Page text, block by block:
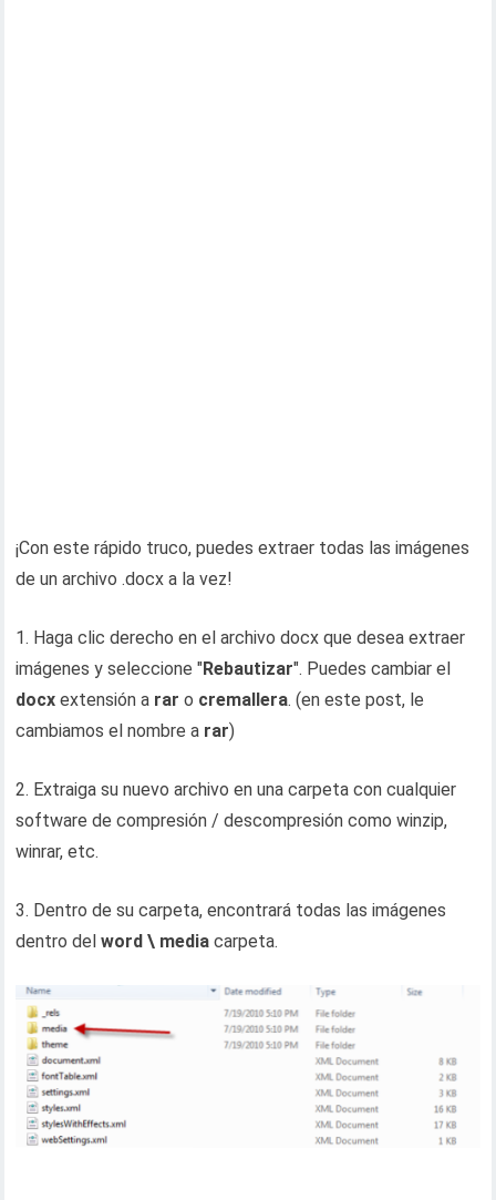
¡Con este rápido truco, puedes extraer todas las imágenes
de un archivo .docx a la vez!
1. Haga clic derecho en el archivo docx que desea extraer
imágenes y seleccione "Rebautizar". Puedes cambiar el
docx extensión a rar o cremallera. (en este post, le
cambiamos el nombre a rar)
2. Extraiga su nuevo archivo en una carpeta con cualquier
software de compresión / descompresión como winzip,
winrar, etc.
3. Dentro de su carpeta, encontrará todas las imágenes
dentro delword \ media carpeta.